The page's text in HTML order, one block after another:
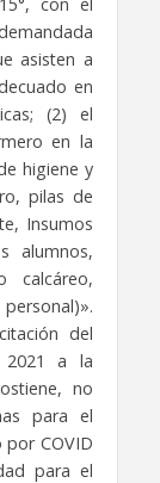
asisten a
en
(2) el
en la
higiene y
pilas de
Insumos
alumnos,
calcáreo,
del
2021 a la
no
para el
COVID
para el